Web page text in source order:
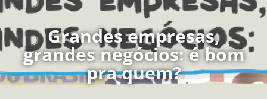
Grandes empresas,
grandes negócios: é bom
pra quem?